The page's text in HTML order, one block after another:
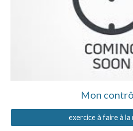
Mon
exercice à faire à la